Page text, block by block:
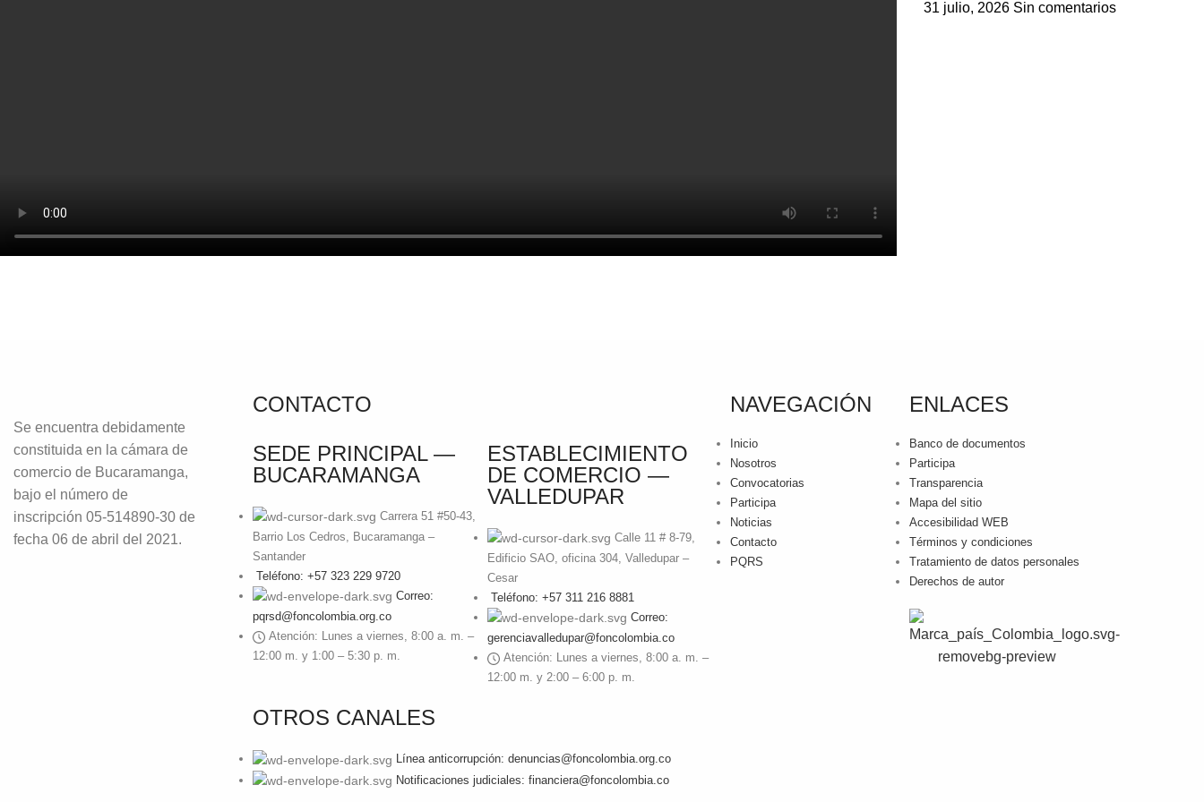
31 julio, 2026 Sin comentarios
Se encuentra debidamente
constituida en la cámara de
comercio de Bucaramanga,
bajo el número de
inscripción 05-514890-30 de
fecha 06 de abril del 2021.
CONTACTO
SEDE PRINCIPAL —
BUCARAMANGA
Carrera 51 #50-43,
Barrio Los Cedros, Bucaramanga –
Santander
Teléfono: +57 323 229 9720
Correo:
pqrsd@foncolombia.org.co
Atención: Lunes a viernes, 8:00 a. m. –
12:00 m. y 1:00 – 5:30 p. m.
ESTABLECIMIENTO
DE COMERCIO —
VALLEDUPAR
Calle 11 # 8-79,
Edificio SAO, oficina 304, Valledupar –
Cesar
Teléfono: +57 311 216 8881
Correo:
gerenciavalledupar@foncolombia.co
Atención: Lunes a viernes, 8:00 a. m. –
12:00 m. y 2:00 – 6:00 p. m.
OTROS CANALES
Línea anticorrupción: denuncias@foncolombia.org.co
Notificaciones judiciales: financiera@foncolombia.co
NAVEGACIÓN
Inicio
Nosotros
Convocatorias
Participa
Noticias
Contacto
PQRS
ENLACES
Banco de documentos
Participa
Transparencia
Mapa del sitio
Accesibilidad WEB
Términos y condiciones
Tratamiento de datos personales
Derechos de autor